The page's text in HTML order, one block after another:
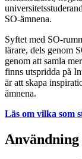
SO-ämnena.
Syftet med SO-
lärare, dels genom
genom att samla
finns utspridda på
är att skapa
ämnena.
Läs om vilka som